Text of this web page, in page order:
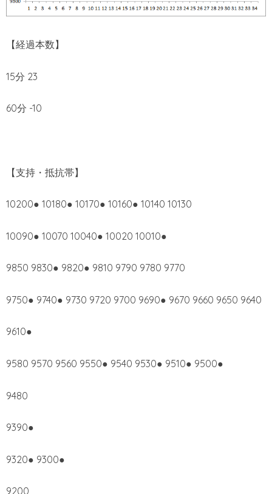
【経過本数】
15分 23
60分 -10
【支持・抵抗帯】
10200● 10180● 10170● 10160● 10140 10130
10090● 10070 10040● 10020 10010●
9850 9830● 9820● 9810 9790 9780 9770
9750● 9740● 9730 9720 9700 9690● 9670 9660 9650 9640
9610●
9580 9570 9560 9550● 9540 9530● 9510● 9500●
9480
9390●
9320● 9300●
9200